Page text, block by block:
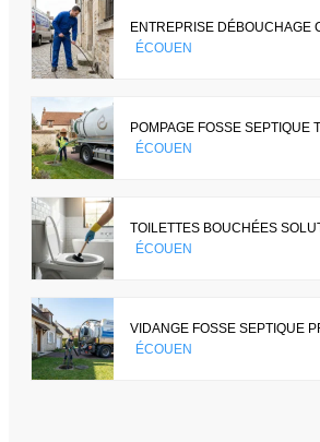
ENTREPRISE DÉBOUCHAGE
ÉCOUEN
POMPAGE FOSSE SEPTIQUE
ÉCOUEN
TOILETTES BOUCHÉES
ÉCOUEN
VIDANGE FOSSE SEPTIQUE
ÉCOUEN